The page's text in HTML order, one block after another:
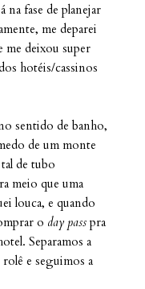
na fase de planejar
me deparei
deixou super
hotéis/cassinos
sentido de banho,
de um monte
de tubo
meio que uma
louca, e quando
o day pass pra
Separamos a
e seguimos a